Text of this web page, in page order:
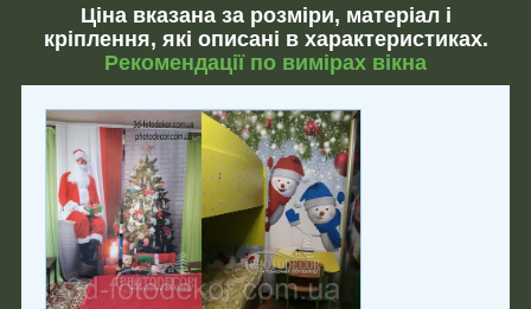
Ціна вказана за розміри, матеріал і
кріплення, які описані в характеристиках.
Рекомендації по вимірах вікна